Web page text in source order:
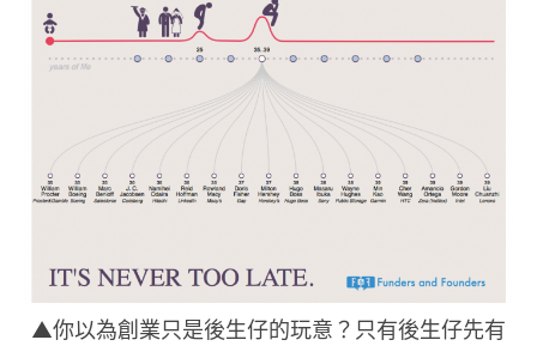
▲你以為創業只是後生仔的玩意？只有後生仔先有